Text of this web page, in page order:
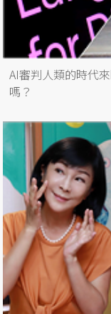
AI審判人類的時代
嗎？